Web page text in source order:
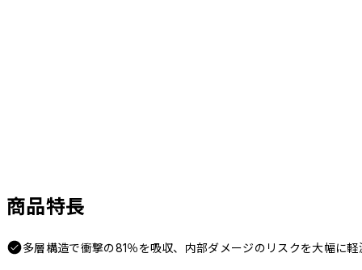
商品特長
多層構造で衝撃の81％を吸収、内部ダメージのリスクを大幅に軽